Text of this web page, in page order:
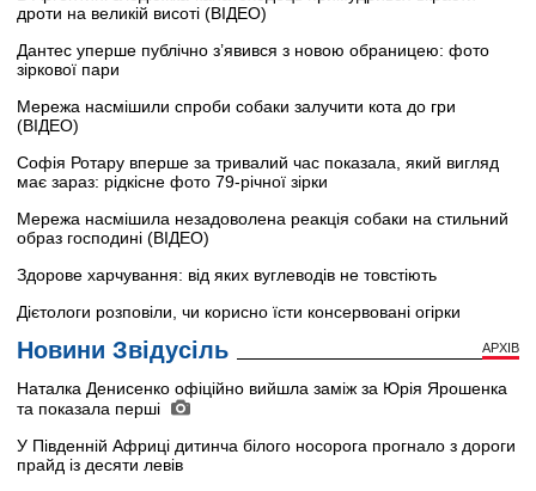
дроти на великій висоті (ВІДЕО)
Дантес уперше публічно з’явився з новою обраницею: фото
зіркової пари
Мережа насмішили спроби собаки залучити кота до гри
(ВІДЕО)
Софія Ротару вперше за тривалий час показала, який вигляд
має зараз: рідкісне фото 79-річної зірки
Мережа насмішила незадоволена реакція собаки на стильний
образ господині (ВІДЕО)
Здорове харчування: від яких вуглеводів не товстіють
Дієтологи розповіли, чи корисно їсти консервовані огірки
Новини Звідусіль АРХІВ
Наталка Денисенко офіційно вийшла заміж за Юрія Ярошенка
та показала перші
У Південній Африці дитинча білого носорога прогнало з дороги
прайд із десяти левів